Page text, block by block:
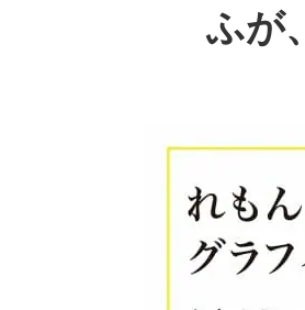
ふが